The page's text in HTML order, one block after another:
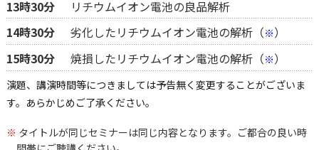
13時30分
リチウムイオン電池の良品解析
14時30分
劣化したリチウムイオン電池の解析（※）
15時30分
焼損したリチウムイオン電池の解析（※）
演題、講演時間等につきましては予告無く変更することがございま
す。あらかじめご了承ください。
※ タイトルが同じセミナーは同じ内容となります。ご都合の良い時